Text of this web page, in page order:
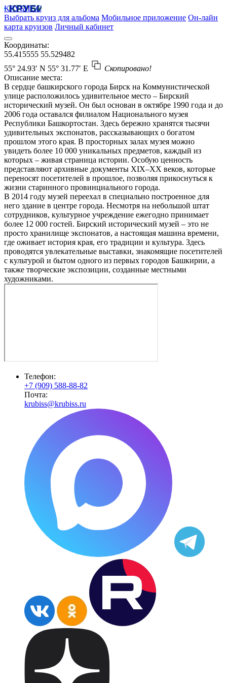
КРУБИСС
Выбрать круиз для альбома Мобильное приложение Он-лайн
карта круизов Личный кабинет
Координаты:
55.415555 55.529482
55° 24.93′ N 55° 31.77′ E
Скопировано!
Описание места:
В сердце башкирского города Бирск на Коммунистической
улице расположилось удивительное место – Бирский
исторический музей. Он был основан в октябре 1990 года и до
2006 года оставался филиалом Национального музея
Республики Башкортостан. Здесь бережно хранятся тысячи
удивительных экспонатов, рассказывающих о богатом
прошлом этого края. В просторных залах музея можно
увидеть более 10 000 уникальных предметов, каждый из
которых – живая страница истории. Особую ценность
представляют архивные документы XIX–XX веков, которые
переносят посетителей в прошлое, позволяя прикоснуться к
жизни старинного провинциального города.
В 2014 году музей переехал в специально построенное для
него здание в центре города. Несмотря на небольшой штат
сотрудников, культурное учреждение ежегодно принимает
более 12 000 гостей. Бирский исторический музей – это не
просто хранилище экспонатов, а настоящая машина времени,
где оживает история края, его традиции и культура. Здесь
проводятся увлекательные выставки, знакомящие посетителей
с культурой и бытом одного из первых городов Башкирии, а
также творческие экспозиции, созданные местными
художниками.
Телефон:
+7 (909) 588-88-82
Почта:
krubiss@krubiss.ru